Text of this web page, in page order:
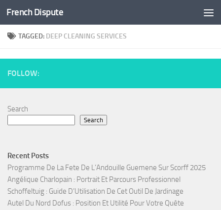
Skip to content
French Dispute
TAGGED: DEEP CLEANING SERVICES
FOLLOW:
Search
Search
Recent Posts
Programme De La Fete De L’Andouille Guemene Sur Scorff 2025
Angélique Charlopain : Portrait Et Parcours Professionnel
Schoffeltuig : Guide D’Utilisation De Cet Outil De Jardinage
Autel Du Nord Dofus : Position Et Utilité Pour Votre Quête